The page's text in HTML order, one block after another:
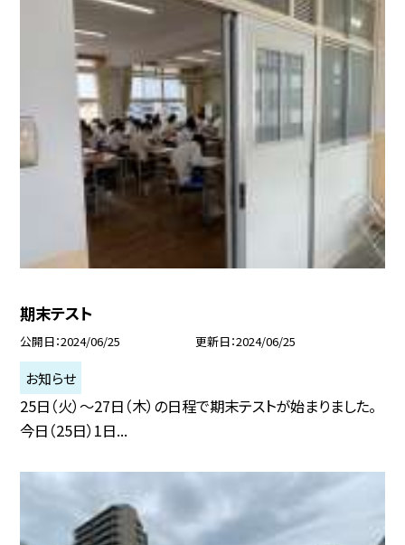
期末テスト
公開日 2024/06/25 更新日 2024/06/25
お知らせ
25日（火）〜27日（木）の日程で期末テストが始まりました。
今日（25日）1日...